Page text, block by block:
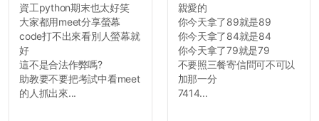
資工python期末也太好笑
大家都用meet分享螢幕
code打不出來看別人螢幕就
好
這不是合法作弊嗎?
助教要不要把考試中看meet
的人抓出來...
親愛的
你今天拿了89就是89
你今天拿了84就是84
你今天拿了79就是79
不要照三餐寄信問可不可以
加那一分
7414...